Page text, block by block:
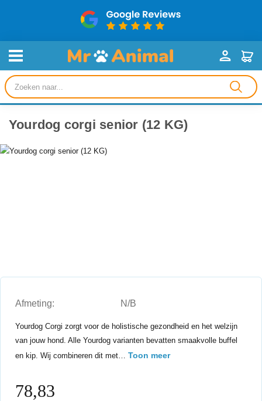
Producten
zoeken
Yourdog corgi senior (12 KG)
Afmeting: N/B
Yourdog Corgi zorgt voor de holistische gezondheid en het welzijn
van jouw hond. Alle Yourdog varianten bevatten smaakvolle buffel
en kip. Wij combineren dit met… Toon meer
78,83